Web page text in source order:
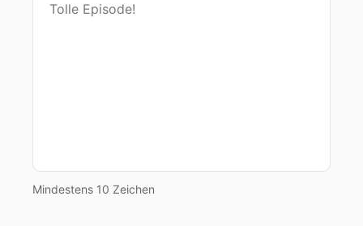
Mindestens 10 Zeichen